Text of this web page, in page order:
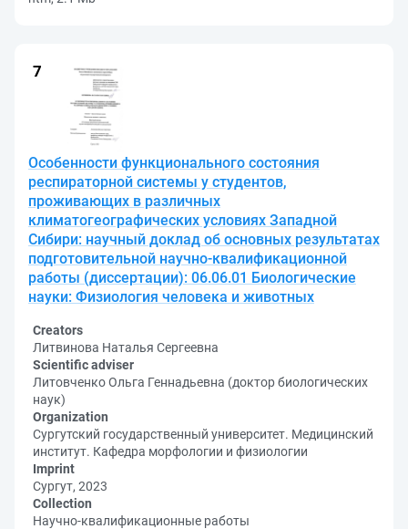
Особенности функционального состояния
респираторной системы у студентов,
проживающих в различных
климатогеографических условиях Западной
Сибири: научный доклад об основных результатах
подготовительной научно-квалификационной
работы (диссертации): 06.06.01 Биологические
науки: Физиология человека и животных
Creators
Литвинова Наталья Сергеевна
Scientific adviser
Литовченко Ольга Геннадьевна (доктор биологических
наук)
Organization
Сургутский государственный университет. Медицинский
институт. Кафедра морфологии и физиологии
Imprint
Сургут, 2023
Collection
Научно-квалификационные работы